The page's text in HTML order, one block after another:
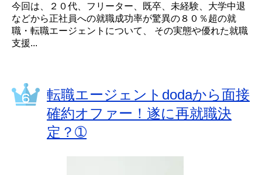
今回は、２０代、フリーター、既卒、未経験、大学中退
などから正社員への就職成功率が驚異の８０％超の就
職・転職エージェントについて、 その実態や優れた就職
支援...
転職エージェントdodaから面接
確約オファー！遂に再就職決
定？➀